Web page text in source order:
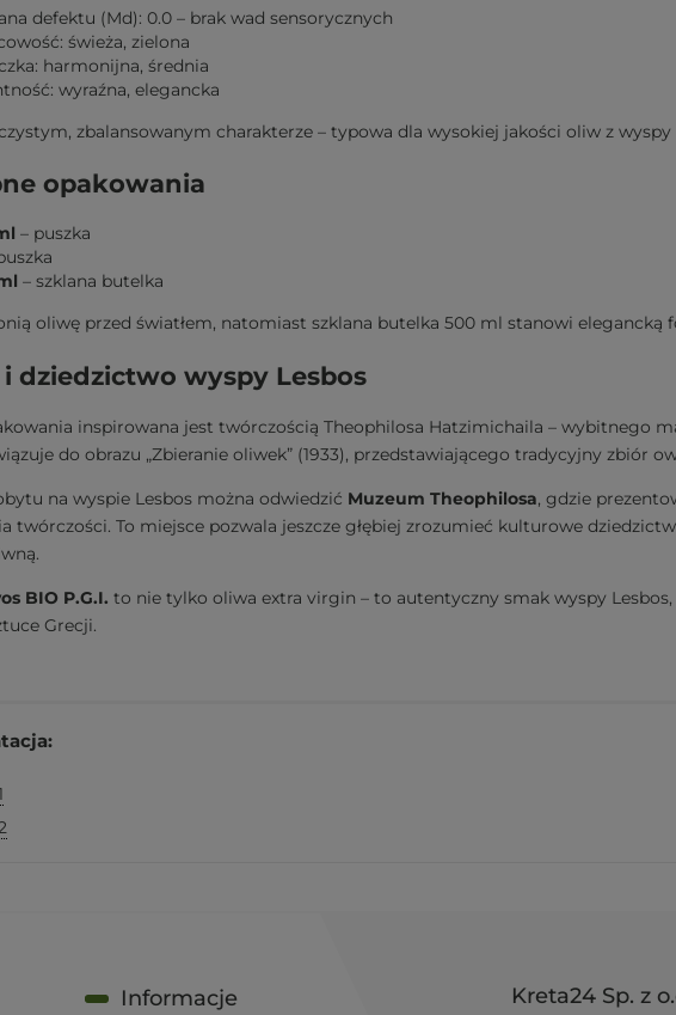
defektu (Md): 0.0 – brak wad sensorycznych
świeża, zielona
harmonijna, średnia
wyraźna, elegancka
zbalansowanym charakterze – typowa dla wysokiej jakości oliw z wyspy
opakowania
– puszka
– szklana butelka
oliwę przed światłem, natomiast szklana butelka 500 ml stanowi elegancką
i dziedzictwo wyspy Lesbos
inspirowana jest twórczością Theophilosa Hatzimichaila – wybitnego
do obrazu „Zbieranie oliwek” (1933), przedstawiającego tradycyjny zbiór
na wyspie Lesbos można odwiedzić Muzeum Theophilosa, gdzie
twórczości. To miejsce pozwala jeszcze głębiej zrozumieć kulturowe
BIO P.G.I. to nie tylko oliwa extra virgin – to autentyczny smak wyspy
Grecji.
Kreta24 Sp. z
Informacje